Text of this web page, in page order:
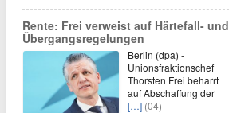
Rente: Frei verweist auf Härtefall- und
Übergangsregelungen
Berlin (dpa) -
Unionsfraktionschef
Thorsten Frei beharrt
auf Abschaffung der
[…] (04)